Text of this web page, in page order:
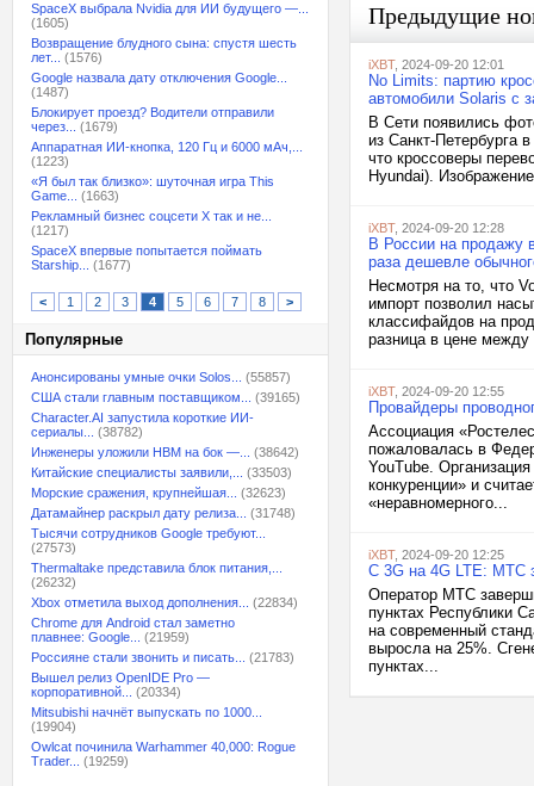
SpaceX выбрала Nvidia для ИИ будущего —...
(1605)
Возвращение блудного сына: спустя шесть
лет...
(1576)
Google назвала дату отключения Google...
(1487)
Блокирует проезд? Водители отправили
через...
(1679)
Аппаратная ИИ-кнопка, 120 Гц и 6000 мАч,...
(1223)
«Я был так близко»: шуточная игра This
Game...
(1663)
Рекламный бизнес соцсети X так и не...
(1217)
SpaceX впервые попытается поймать
Starship...
(1677)
< 1 2 3 4 5 6 7 8 >
Популярные
Анонсированы умные очки Solos...
(55857)
США стали главным поставщиком...
(39165)
Character.AI запустила короткие ИИ-
сериалы...
(38782)
Инженеры уложили HBM на бок —...
(38642)
Китайские специалисты заявили,...
(33503)
Морские сражения, крупнейшая...
(32623)
Датамайнер раскрыл дату релиза...
(31748)
Тысячи сотрудников Google требуют...
(27573)
Thermaltake представила блок питания,...
(26232)
Xbox отметила выход дополнения...
(22834)
Chrome для Android стал заметно
плавнее: Google...
(21959)
Россияне стали звонить и писать...
(21783)
Вышел релиз OpenIDE Pro —
корпоративной...
(20334)
Mitsubishi начнёт выпускать по 1000...
(19904)
Owlcat починила Warhammer 40,000: Rogue
Trader...
(19259)
Предыдущие
iXBT, 2024-09-20 12:01
No Limits: партию
автомобили Solaris с
В Сети появились
из Санкт-Петербурга
что кроссоверы
Hyundai).
iXBT, 2024-09-20 12:28
В России на продажу
раза дешевле
Несмотря на то, что
импорт позволил
классифайдов на
разница в цене
iXBT, 2024-09-20 12:55
Провайдеры
Ассоциация
пожаловалась в
YouTube.
конкуренции» и
«неравномерного...
iXBT, 2024-09-20 12:25
С 3G на 4G LTE: МТС
Оператор МТС
пунктах Республики
на современный
выросла на 25%.
пунктах...